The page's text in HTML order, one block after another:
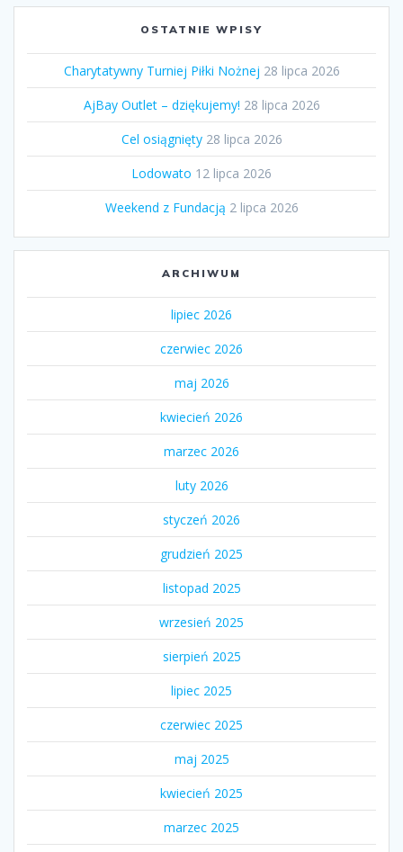
OSTATNIE WPISY
Charytatywny Turniej Piłki Nożnej 28 lipca 2026
AjBay Outlet – dziękujemy! 28 lipca 2026
Cel osiągnięty 28 lipca 2026
Lodowato 12 lipca 2026
Weekend z Fundacją 2 lipca 2026
ARCHIWUM
lipiec 2026
czerwiec 2026
maj 2026
kwiecień 2026
marzec 2026
luty 2026
styczeń 2026
grudzień 2025
listopad 2025
wrzesień 2025
sierpień 2025
lipiec 2025
czerwiec 2025
maj 2025
kwiecień 2025
marzec 2025